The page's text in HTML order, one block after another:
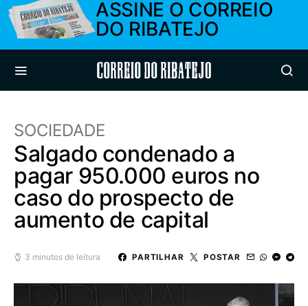
ASSINE O CORREIO
DO RIBATEJO
Correio do Ribatejo
SOCIEDADE
Salgado condenado a
pagar 950.000 euros no
caso do prospecto de
aumento de capital
3 minutos de leitura PARTILHAR POSTAR